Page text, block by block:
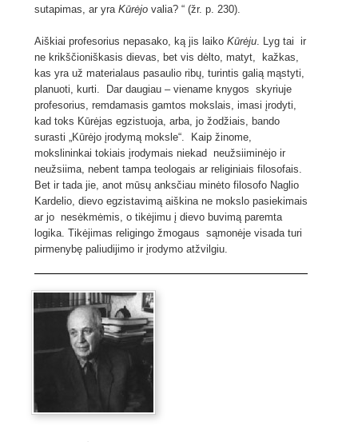
sutapimas, ar yra Kūrėjovalia? “ (žr. p. 230).
Aiškiai profesorius nepasako, ką jis laiko Kūrėju. Lyg tai ir
ne krikščioniškasis dievas, bet vis dėlto, matyt, kažkas,
kas yra už materialaus pasaulio ribų, turintis galią mąstyti,
planuoti, kurti. Dar daugiau – viename knygos skyriuje
profesorius, remdamasis gamtos mokslais, imasi įrodyti,
kad toks Kūrėjas egzistuoja, arba, jo žodžiais, bando
surasti „Kūrėjo įrodymą moksle“. Kaip žinome,
mokslininkai tokiais įrodymais niekad neužsiiminėjo ir
neužsiima, nebent tampa teologais ar religiniais filosofais.
Bet ir tada jie, anot mūsų anksčiau minėto filosofo Naglio
Kardelio, dievo egzistavimą aiškina ne mokslo pasiekimais
ar jo nesėkmėmis, o tikėjimu į dievo buvimą paremta
logika. Tikėjimas religingo žmogaus sąmonėje visada turi
pirmenybę paliudijimo ir įrodymo atžvilgiu.